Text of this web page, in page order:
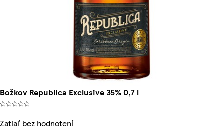
Božkov Republica Exclusive 35% 0,7 l
Zatiaľ bez hodnotení